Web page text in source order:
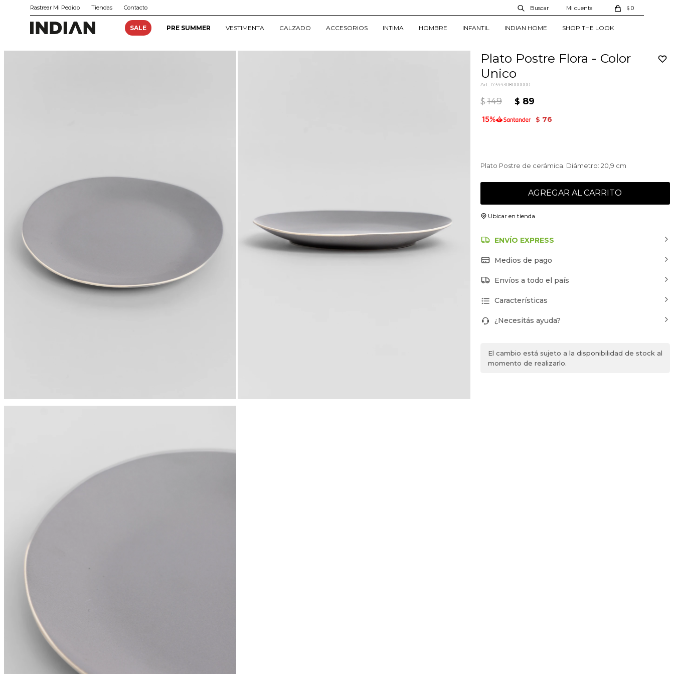
SALE PRE SUMMER VESTIMENTA CALZADO ACCESORIOS INTIMA HOMBRE INFANTIL INDIAN HOME SHOP THE LOOK
$ 0
Rastrear Mi Pedido Tiendas Contacto
Plato Postre Flora - Color
Unico
17344308000000
$ 149 $ 89
$ 76
Plato Postre de cerámica. Diámetro: 20,9 cm
AGREGAR AL CARRITO
Ubicar en tienda
ENVÍO EXPRESS
Medios de pago
Envíos a todo el país
Características
¿Necesitás ayuda?
El cambio está sujeto a la disponibilidad de stock al
momento de realizarlo.